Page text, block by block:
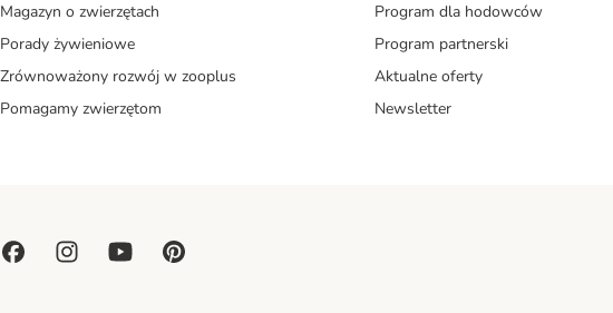
Magazyn o zwierzętach
Porady żywieniowe
Zrównoważony rozwój w zooplus
Pomagamy zwierzętom
Program dla hodowców
Program partnerski
Aktualne oferty
Newsletter